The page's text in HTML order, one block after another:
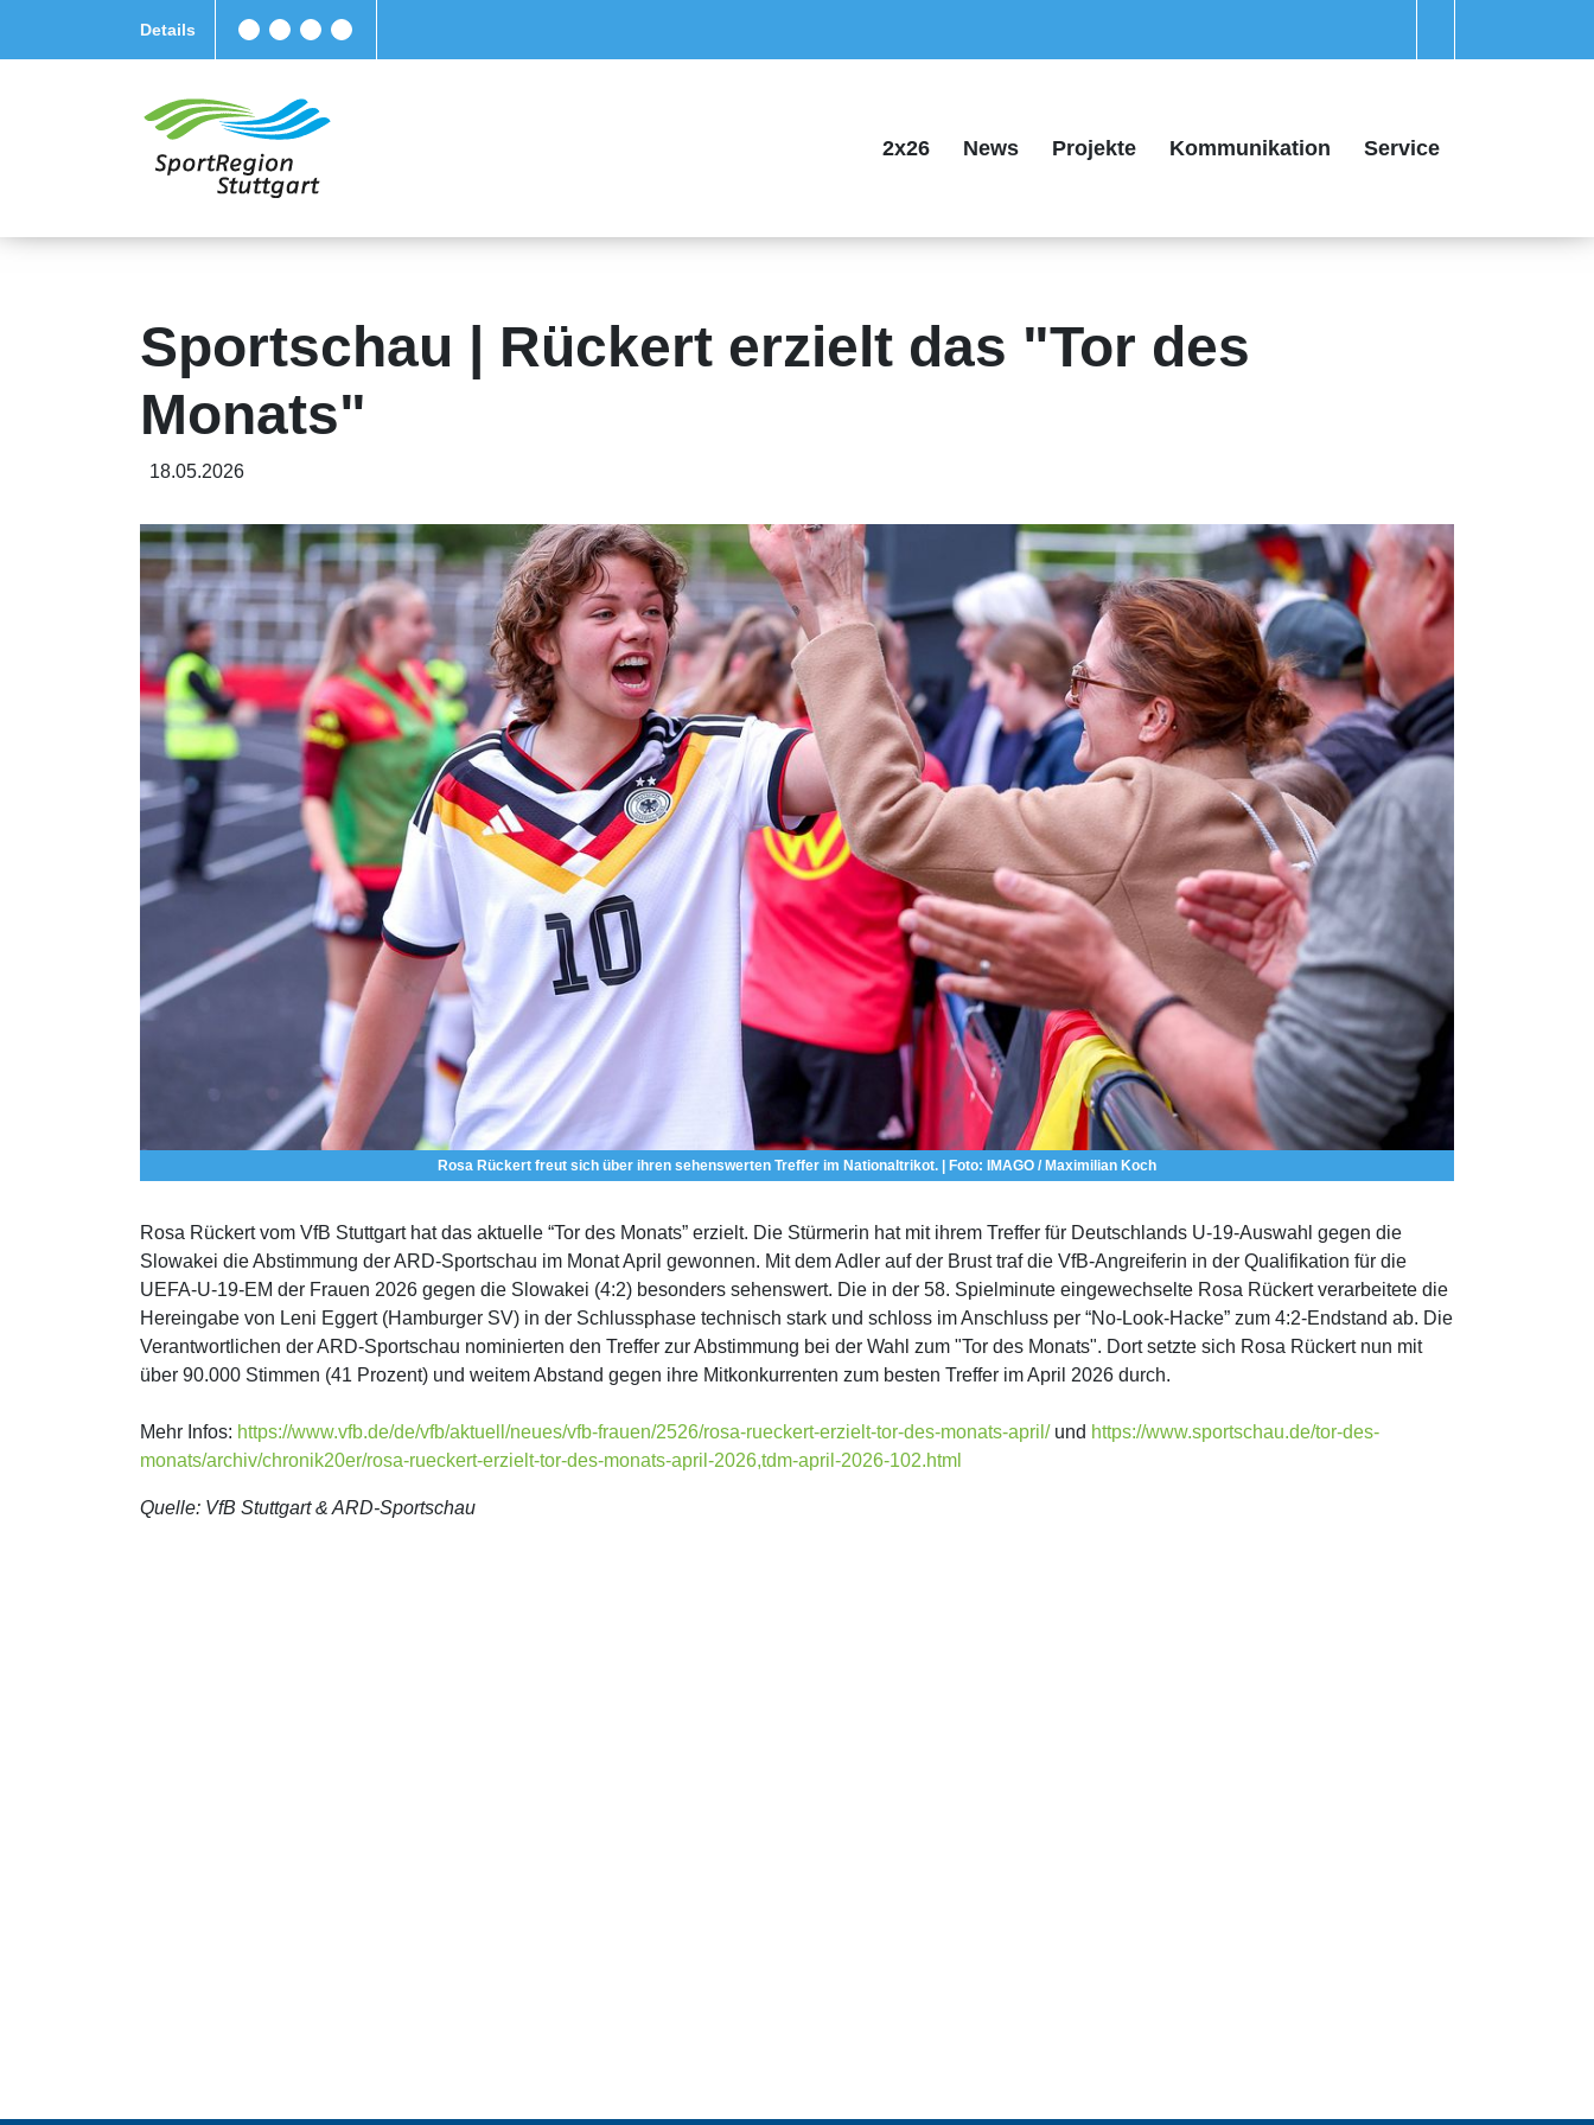
Details
2x26 News Projekte Kommunikation Service
Sportschau | Rückert erzielt das "Tor des
Monats"
18.05.2026
Rosa Rückert freut sich über ihren sehenswerten Treffer im Nationaltrikot. | Foto: IMAGO / Maximilian Koch
Rosa Rückert vom VfB Stuttgart hat das aktuelle “Tor des Monats” erzielt. Die Stürmerin hat mit ihrem Treffer für Deutschlands U-19-Auswahl gegen die
Slowakei die Abstimmung der ARD-Sportschau im Monat April gewonnen. Mit dem Adler auf der Brust traf die VfB-Angreiferin in der Qualifikation für die
UEFA-U-19-EM der Frauen 2026 gegen die Slowakei (4:2) besonders sehenswert. Die in der 58. Spielminute eingewechselte Rosa Rückert verarbeitete die
Hereingabe von Leni Eggert (Hamburger SV) in der Schlussphase technisch stark und schloss im Anschluss per “No-Look-Hacke” zum 4:2-Endstand ab. Die
Verantwortlichen der ARD-Sportschau nominierten den Treffer zur Abstimmung bei der Wahl zum "Tor des Monats". Dort setzte sich Rosa Rückert nun mit
über 90.000 Stimmen (41 Prozent) und weitem Abstand gegen ihre Mitkonkurrenten zum besten Treffer im April 2026 durch.
Mehr Infos: https://www.vfb.de/de/vfb/aktuell/neues/vfb-frauen/2526/rosa-rueckert-erzielt-tor-des-monats-april/und https://www.sportschau.de/tor-des-
monats/archiv/chronik20er/rosa-rueckert-erzielt-tor-des-monats-april-2026,tdm-april-2026-102.html
Quelle: VfB Stuttgart & ARD-Sportschau